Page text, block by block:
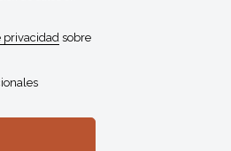
privacidad sobre